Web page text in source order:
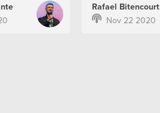
Rafael Bitencourt
Nov 22 2020